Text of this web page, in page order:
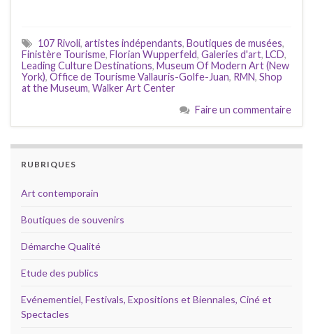
107 Rivoli, artistes indépendants, Boutiques de musées,
Finistère Tourisme, Florian Wupperfeld, Galeries d'art, LCD,
Leading Culture Destinations, Museum Of Modern Art (New
York), Office de Tourisme Vallauris-Golfe-Juan, RMN, Shop
at the Museum, Walker Art Center
Faire un commentaire
RUBRIQUES
Art contemporain
Boutiques de souvenirs
Démarche Qualité
Etude des publics
Evénementiel, Festivals, Expositions et Biennales, Ciné et
Spectacles